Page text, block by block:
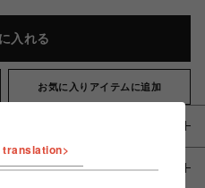
入れる
お気に入りアイテムに追加